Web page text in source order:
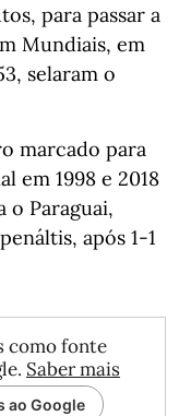
para passar a
Mundiais, em
selaram o
marcado para
em 1998 e 2018
o Paraguai,
após 1-1
como fonte
Saber mais
ao Google